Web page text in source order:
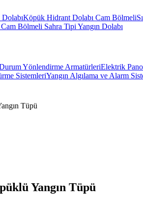
Köpük Hidrant Dolabı Cam Bölmeli
Bölmeli Sahra Tipi Yangın Dolabı
Yönlendirme ArmatürleriElektrik
SistemleriYangın Algılama ve Alarm
Tüpü
Yangın Tüpü